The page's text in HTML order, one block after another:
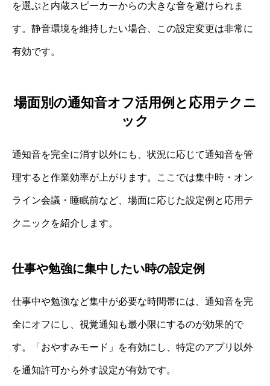
を選ぶと内蔵スピーカーからの大きな音を避けられま
す。静音環境を維持したい場合、この設定変更は非常に
有効です。
場面別の通知音オフ活用例と応用テクニ
ック
通知音を完全に消す以外にも、状況に応じて通知音を管
理すると作業効率が上がります。ここでは集中時・オン
ライン会議・睡眠前など、場面に応じた設定例と応用テ
クニックを紹介します。
仕事や勉強に集中したい時の設定例
仕事中や勉強など集中が必要な時間帯には、通知音を完
全にオフにし、視覚通知も最小限にするのが効果的で
す。「おやすみモード」を有効にし、特定のアプリ以外
を通知許可から外す設定が有効です。